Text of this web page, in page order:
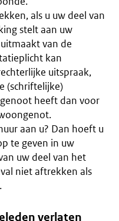
als u uw deel van
stelt aan uw
van de
kan
uitspraak,
(schriftelijke)
heeft dan voor
aan u? Dan hoeft u
te geven in uw
uw deel van het
niet aftrekken als
verlaten